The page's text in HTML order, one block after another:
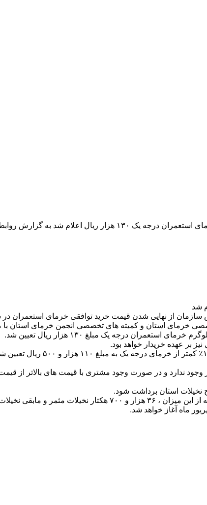
تعیین قیمت خرید توافقی خرمای استعمران قیمت هر کیلوگرم
از نهایی شدن قیمت خرید توافقی خرمای استعمران در
خرمای استان و کمیته های تخصصی انجمن خرمای استان با
درجه یک مبلغ ۱۳۰ هزار ریال تعیین شد.
بر عهده خریدار خواهد بود.
امیری زاده اضافه کرد: قیمت
ندارد و در صورت وجود مشتری با قیمت های بالاتر از
ماه آغاز خواهد شد.